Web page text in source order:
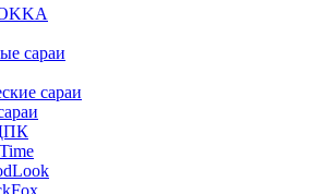
сараи
сараи